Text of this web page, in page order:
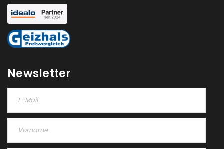
Please select all the ways you would like to hear from
us
Ich stimme zu
Ja, ich möchte ein Kundenkonto eröffnen und
REGISTRIEREN
Newsletter